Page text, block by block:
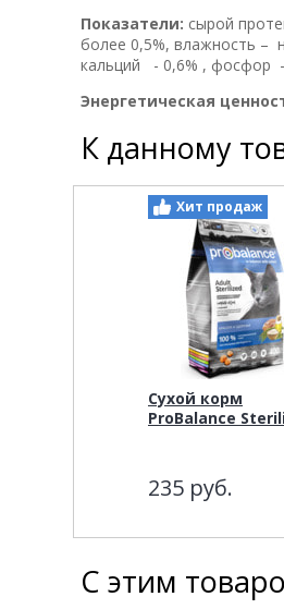
Показатели: сырой
более 0,5%, влажность –
кальций - 0,6% , фосфор -
Энергетическая
К данному
Хит продаж
Сухой корм
ProBalance
235 руб.
С этим